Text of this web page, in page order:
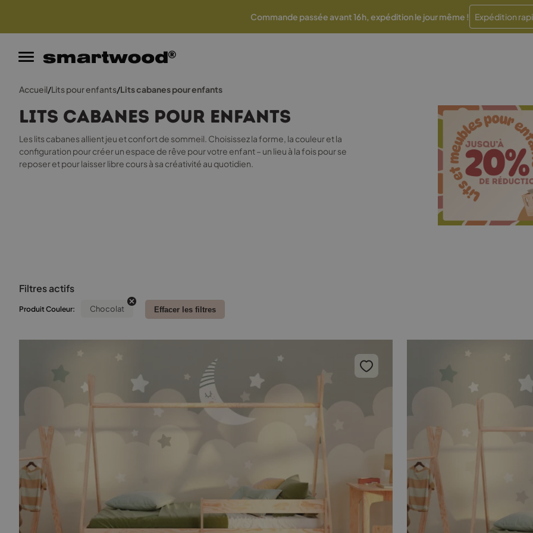
Commande passée avant 16 h, expédition le jour même ! Expédition
Garantie du meilleur prix Paiements en plusieurs fois sans frais Traitement en 48
Accueil/Lits pour enfants/Lits cabanes pour enfants
Lits cabanes pour enfants
Les lits cabanes allient jeu et confort de sommeil. Choisissez la forme, la couleur et la
configuration pour créer un espace de rêve pour votre enfant – un lieu à la fois pour se
reposer et pour laisser libre cours à sa créativité au quotidien.
Filtres actifs
Produit Couleur: Chocolat Effacer les filtres